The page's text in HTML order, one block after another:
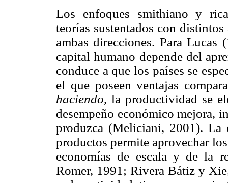
Los enfoques smithiano y
teorías sustentados con
ambas direcciones. Para
capital humano depende del
conduce a que los países se
el que poseen ventajas
haciendo, la productividad se
desempeño económico mejora,
produzca (Meliciani, 2001). La
productos permite aprovechar
economías de escala y de la
Romer, 1991; Rivera Bátiz y